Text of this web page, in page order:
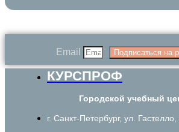
Email Подписаться на
КУРСПРОФ
Городской учебный
г. Санкт-Петербург, ул.